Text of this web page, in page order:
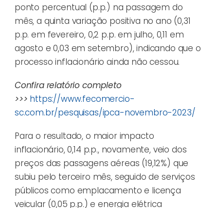
ponto percentual (p.p.) na passagem do
mês, a quinta variação positiva no ano (0,31
p.p. em fevereiro, 0,2 p.p. em julho, 0,11 em
agosto e 0,03 em setembro), indicando que o
processo inflacionário ainda não cessou.
Confira relatório completo
>>> https://www.fecomercio-
sc.com.br/pesquisas/ipca-novembro-2023/
Para o resultado, o maior impacto
inflacionário, 0,14 p.p., novamente, veio dos
preços das passagens aéreas (19,12%) que
subiu pelo terceiro mês, seguido de serviços
públicos como emplacamento e licença
veicular (0,05 p.p.) e energia elétrica